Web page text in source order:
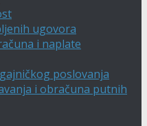
ugovora
i naplate
poslovanja
i obračuna putnih